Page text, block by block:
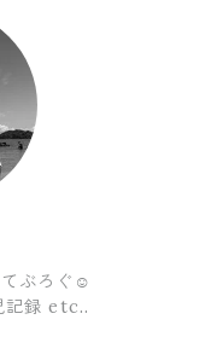
ぶろぐ☺︎
録 etc..